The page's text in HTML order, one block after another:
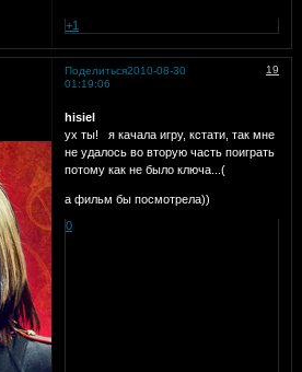
+1
Поделиться 19
2010-08-30
01:19:06
hisiel
ух ты!
я качала игру, кстати, так мне
не удалось во вторую часть поиграть
потому как не было ключа...(
а фильм бы посмотрела))
0